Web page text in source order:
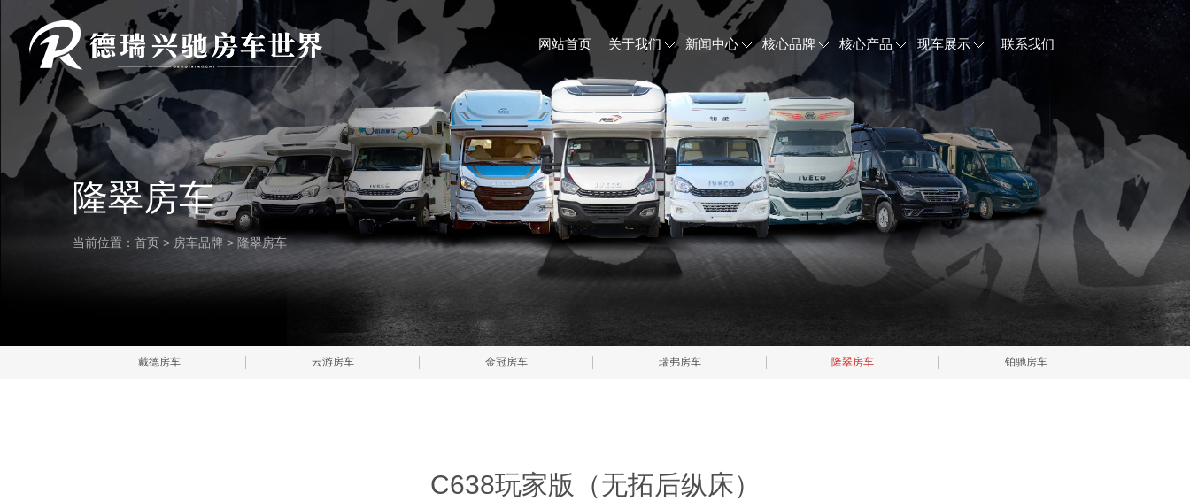
网站首页 关于我们 新闻中心 核心品牌 核心产品 现车展示 联系我们
隆翠房车
当前位置： 首页 > 房车品牌 > 隆翠房车
戴德房车 云游房车 金冠房车 瑞弗房车 隆翠房车 铂驰房车
C638玩家版（无拓后纵床）